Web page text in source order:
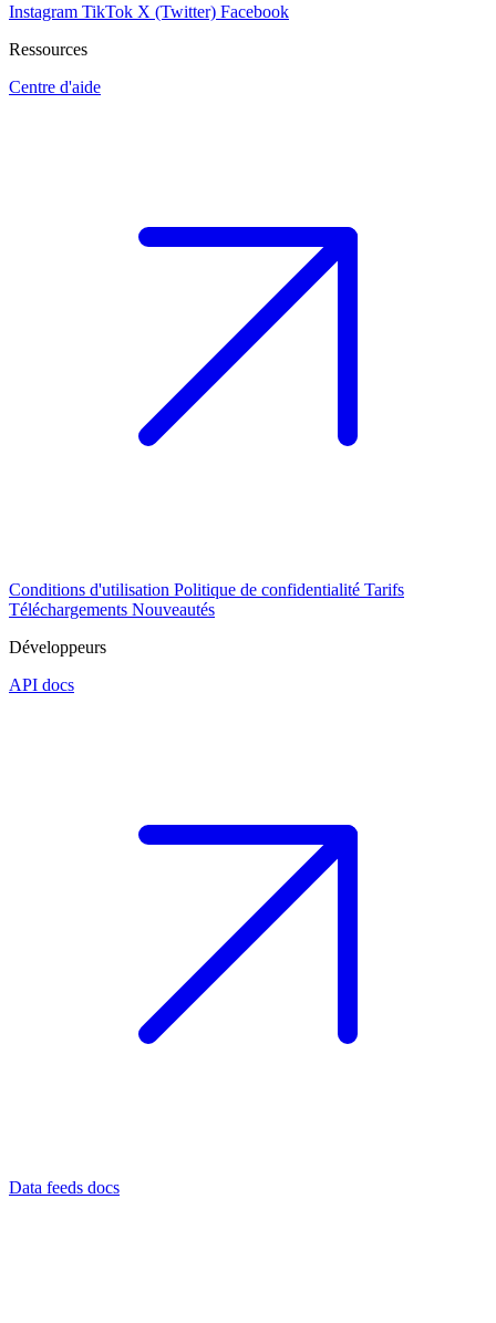
Instagram TikTok X (Twitter) Facebook
Ressources
Centre d'aide
Conditions d'utilisation Politique de confidentialité Tarifs
Téléchargements Nouveautés
Développeurs
API docs
Data feeds docs